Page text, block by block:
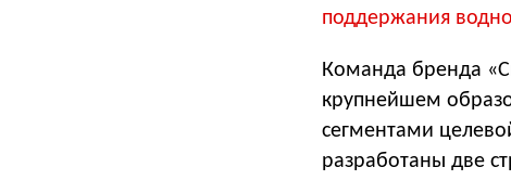
поддержания
Команда бренда
крупнейшем
сегментами
разработаны две